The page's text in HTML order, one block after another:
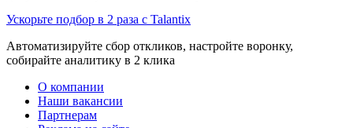
Ускорьте подбор в 2 раза с Talantix
Автоматизируйте сбор откликов, настройте воронку,
собирайте аналитику в 2 клика
О компании
Наши вакансии
Партнерам